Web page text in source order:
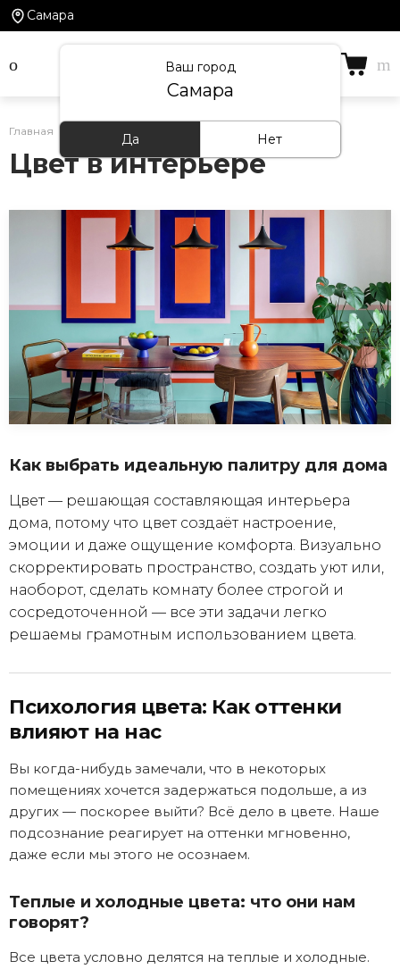
Самара
Ваш город
Самара
Да Нет
Главная /
Цвет в интерьере
Как выбрать идеальную палитру для дома
Цвет — решающая составляющая интерьера
дома, потому что цвет создаёт настроение,
эмоции и даже ощущение комфорта. Визуально
скорректировать пространство, создать уют или,
наоборот, сделать комнату более строгой и
сосредоточенной — все эти задачи легко
решаемы грамотным использованием цвета.
Психология цвета: Как оттенки
влияют на нас
Вы когда-нибудь замечали, что в некоторых
помещениях хочется задержаться подольше, а из
других — поскорее выйти? Всё дело в цвете. Наше
подсознание реагирует на оттенки мгновенно,
даже если мы этого не осознаем.
Теплые и холодные цвета: что они нам
говорят?
Все цвета условно делятся на теплые и холодные.